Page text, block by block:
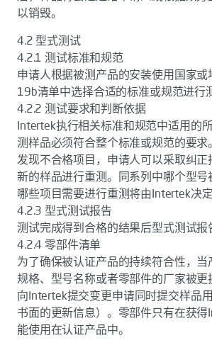
以销毁。
4.2 型式测试
4.2.1 测试标准和规范
申请人根据被测产品的安装使用国家或
19b清单中选择合适的标准或规范进行
4.2.2 测试要求和判断依据
Intertek执行相关标准和规范中适用的
测样品必须符合整个标准或规范的要求
发现不合格项目，申请人可以采取纠
新的样品进行重测。同系列中哪个型
哪些项目需要进行重测将由Intertek决定
4.2.3 型式测试报告
测试完成得到合格的结果后型式测试报
4.2.4 零部件清单
为了确保被认证产品的持续符合性，当
规格、型号名称或者零部件的厂家被
向Intertek提交变更申请同时提交样品
书面的更新信息）。零部件只有在获得
能使用在认证产品中。